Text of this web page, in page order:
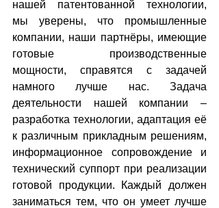
нашей патентованной технологии,
мы уверены, что промышленные
компании, наши партнёры, имеющие
готовые производственные
мощности, справятся с задачей
намного лучше нас. Задача
деятельности нашей компании –
разработка технологии, адаптация её
к различным прикладным решениям,
информационное сопровождение и
технический суппорт при реализации
готовой продукции. Каждый должен
заниматься тем, что он умеет лучше